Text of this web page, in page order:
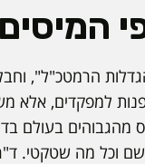
הרמטכ"ל",
למפקדים, אלא
מהגבוהים בעולם
וכל מה שטקטי.